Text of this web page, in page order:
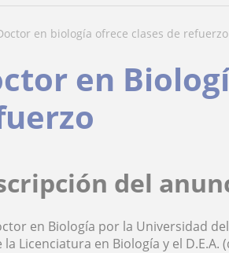
doctor en biología ofrece clases de refuerzo
en
del
en Biología por la Universidad
la Licenciatura en Biología y el